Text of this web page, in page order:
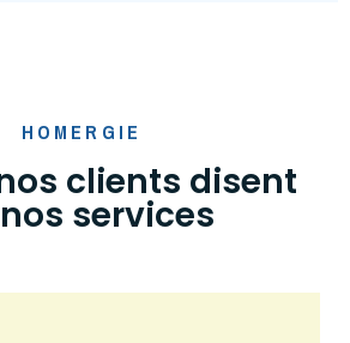
HOMERGIE
clients disent
services